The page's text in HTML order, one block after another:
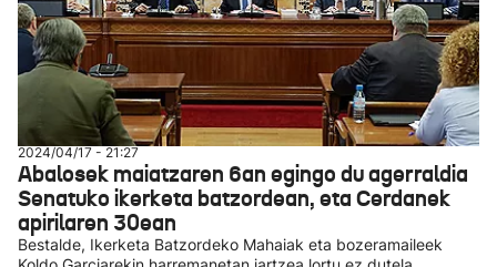
2024/04/17 - 21:27
Abalosek maiatzaren 6an egingo du agerraldia
Senatuko ikerketa batzordean, eta Cerdanek
apirilaren 30ean
Bestalde, Ikerketa Batzordeko Mahaiak eta bozeramaileek